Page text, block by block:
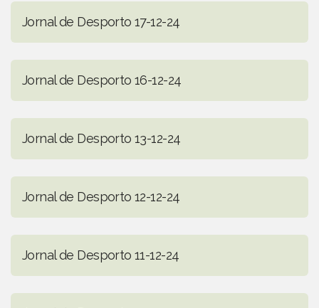
Jornal de Desporto 17-12-24
Jornal de Desporto 16-12-24
Jornal de Desporto 13-12-24
Jornal de Desporto 12-12-24
Jornal de Desporto 11-12-24